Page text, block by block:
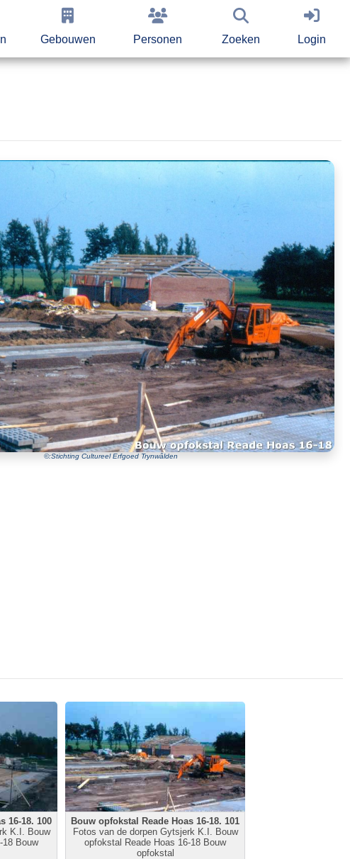
Gebouwen Personen Zoeken Login
©:Stichting Cultureel Erfgoed Trynwâlden
16-18. 100
K.I. Bouw
18 Bouw
Bouw opfokstal Reade Hoas 16-18. 101
Fotos van de dorpen Gytsjerk K.I. Bouw
opfokstal Reade Hoas 16-18 Bouw
opfokstal